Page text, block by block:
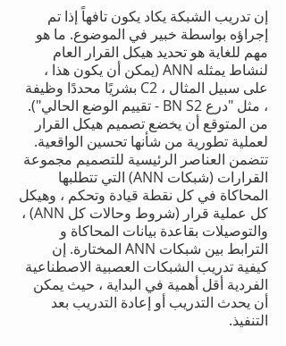
إن تدريب الشبكة يكاد يكون تافهاً إذا تم
إجراؤه بواسطة خبير في الموضوع. ما هو
مهم للغاية هو تحديد هيكل القرار العام
لنشاط يمثله ANN (يمكن أن يكون هذا ،
على سبيل المثال ، C2 بشريًا محددًا
وظيفة
، مثل "درع BN S2 - تقييم الوضع الحالي").
من المتوقع أن يخضع تصميم هيكل القرار
لعملية تطورية من شأنها تحسين الواقعية.
تتضمن العناصر الرئيسية للتصميم مجموعة
القرارات (شبكات ANN) التي تتطلبها
المحاكاة في كل نقطة قيادة وتحكم ، وهيكل
كل عملية قرار (شروط وحالات كل ANN) ،
والتوصيلات بقاعدة بيانات المحاكاة و
الترابط بين شبكات ANN المختارة. إن
كيفية تدريب الشبكات العصبية الاصطناعية
الفردية أقل أهمية في البداية ، حيث يمكن
أن يحدث التدريب أو إعادة التدريب بعد
التنفيذ.